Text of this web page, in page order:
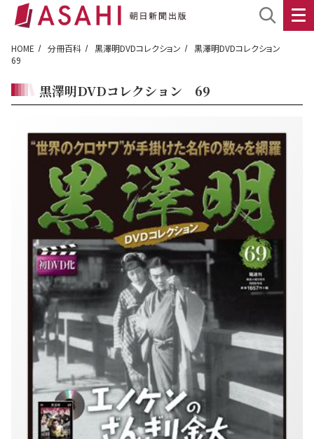
HOME 分冊百科 黒澤明DVDコレクション
黒澤明DVDコレクション
69
黒澤明DVDコレクション 69